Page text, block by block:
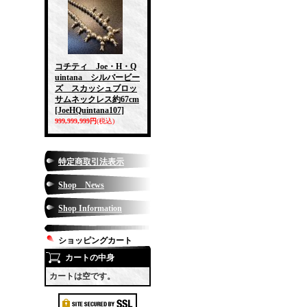
コチティ Joe・H・Q
uintana シルバービー
ズ スカッシュブロッ
サムネックレス約67cm
[JoeHQuintana107]
999,999,999円(税込)
特定商取引法表示
Shop News
Shop Information
ショッピングカート
カートの中身
カートは空です。